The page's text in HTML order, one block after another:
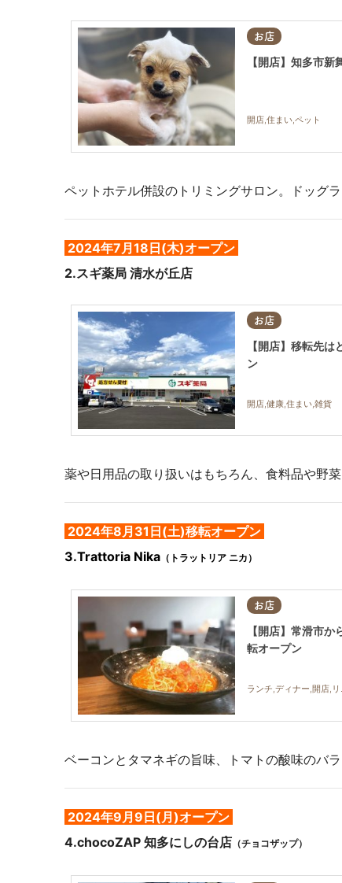
お店
【開店】知多市
開店,住まい,ペット
ペットホテル併設のトリミングサロン。ドッグラ
2024年7月18日(木)オープン
2.スギ薬局 清水が丘店
お店
【開店】移転先
ン
開店,健康,住まい,雑貨
薬や日用品の取り扱いはもちろん、食料品や野菜
2024年8月31日(土)移転オープン
3.Trattoria Nika （トラットリア ニカ）
お店
【開店】常滑市
転オープン
ランチ,ディナー,開店,
ベーコンとタマネギの旨味、トマトの酸味のバ
2024年9月9日(月)オープン
4.chocoZAP 知多にしの台店 （チョコザップ）